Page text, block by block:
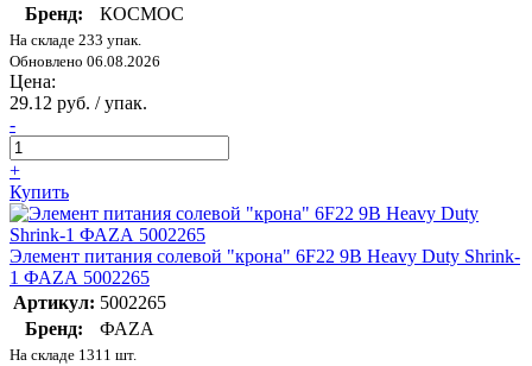
Бренд:
КОСМОС
На складе 233 упак.
Обновлено 06.08.2026
Цена:
29.12 руб. / упак.
-
+
Купить
Элемент питания солевой "крона" 6F22 9В Heavy Duty Shrink-
1 ФАZА 5002265
Артикул: 5002265
Бренд:
ФАZА
На складе 1311 шт.